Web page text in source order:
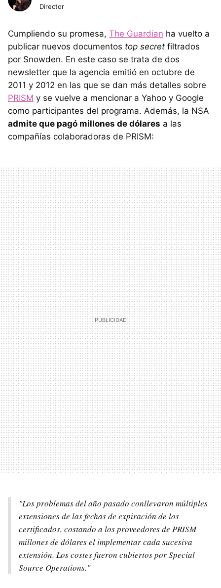
Director
Cumpliendo su promesa, The Guardian ha vuelto a
publicar nuevos documentos top secret filtrados
por Snowden. En este caso se trata de dos
newsletter que la agencia emitió en octubre de
2011 y 2012 en las que se dan más detalles sobre
PRISM y se vuelve a mencionar a Yahoo y Google
como participantes del programa. Además, la NSA
admite que pagó millones de dólares a las
compañías colaboradoras de PRISM:
"Los problemas del año pasado conllevaron múltiples
extensiones de las fechas de expiración de los
certificados, costando a los proveedores de PRISM
millones de dólares el implementar cada sucesiva
extensión. Los costes fueron cubiertos por Special
Source Operations."